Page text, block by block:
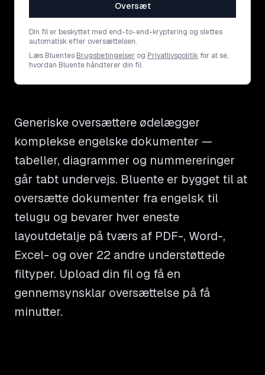
Oversæt
Din fil er beskyttet med end-to-end-kryptering og slettes
automatisk efter oversættelsen.
Læs Bluentes Brugsbetingelser og Privatlivspolitik for at se,
hvordan Bluente håndterer din fil.
Generiske oversættere ødelægger
komplekse engelske dokumenter —
tabeller, diagrammer og nummereringer
går tabt undervejs. Bluente er bygget til at
oversætte dokumenter fra engelsk til
telugu og bevarer hver eneste
layoutdetalje på tværs af PDF-, Word-,
Excel- og over 22 andre understøttede
filtyper. Upload din fil og få en
gennemsynsklar oversættelse på få
minutter.